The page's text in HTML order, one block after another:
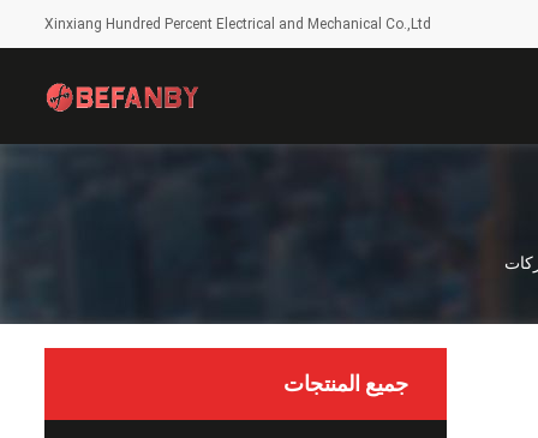
Xinxiang Hundred Percent Electrical and Mechanical Co.,Ltd
جميع المنتجات